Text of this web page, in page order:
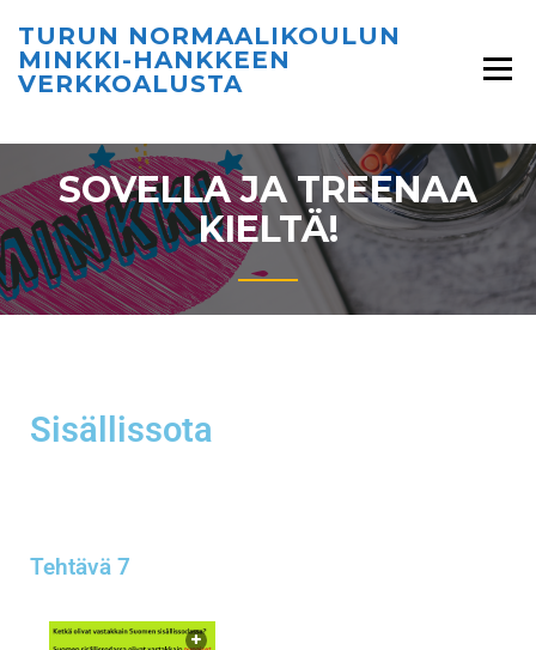
TURUN NORMAALIKOULUN
MINKKI-HANKKEEN
VERKKOALUSTA
SOVELLA JA TREENAA
KIELTÄ!
Sisällissota
Tehtävä 7